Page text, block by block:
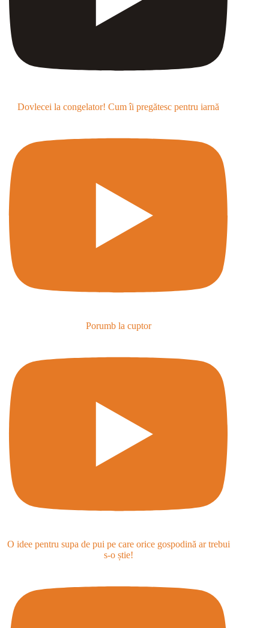
Dovlecei la congelator! Cum îi pregătesc pentru iarnă
Porumb la cuptor
O idee pentru supa de pui pe care orice gospodină ar trebui
s-o știe!